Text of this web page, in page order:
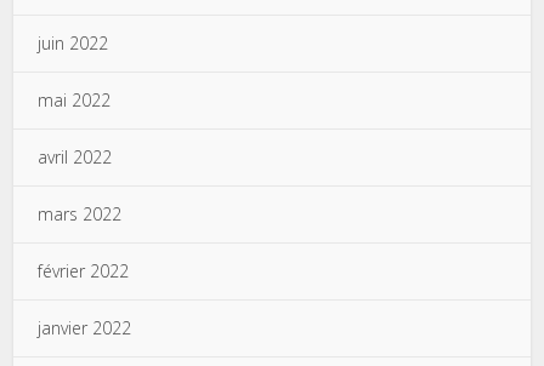
juin 2022
mai 2022
avril 2022
mars 2022
février 2022
janvier 2022